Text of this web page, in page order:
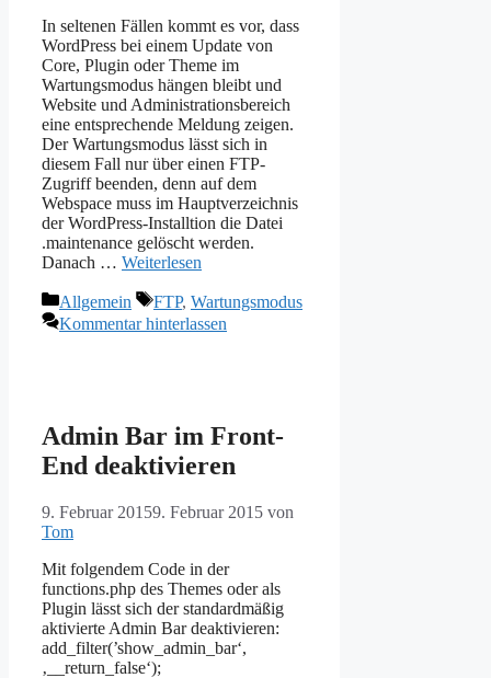
In seltenen Fällen kommt es vor, dass
WordPress bei einem Update von
Core, Plugin oder Theme im
Wartungsmodus hängen bleibt und
Website und Administrationsbereich
eine entsprechende Meldung zeigen.
Der Wartungsmodus lässt sich in
diesem Fall nur über einen FTP-
Zugriff beenden, denn auf dem
Webspace muss im Hauptverzeichnis
der WordPress-Installtion die Datei
.maintenance gelöscht werden.
Danach … Weiterlesen
Kategorien
Allgemein Schlagwörter
FTP, Wartungsmodus
Kommentar hinterlassen
Admin Bar im Front-
End deaktivieren
9. Februar 20159. Februar 2015 von
Tom
Mit folgendem Code in der
functions.php des Themes oder als
Plugin lässt sich der standardmäßig
aktivierte Admin Bar deaktivieren:
add_filter(’show_admin_bar‘,
‚__return_false‘);